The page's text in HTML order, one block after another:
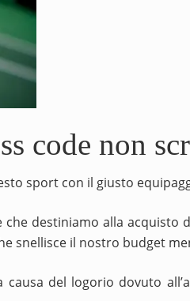
code non
sport con il giusto
che destiniamo alla acquisto
snellisce il nostro budget
del logorio dovuto